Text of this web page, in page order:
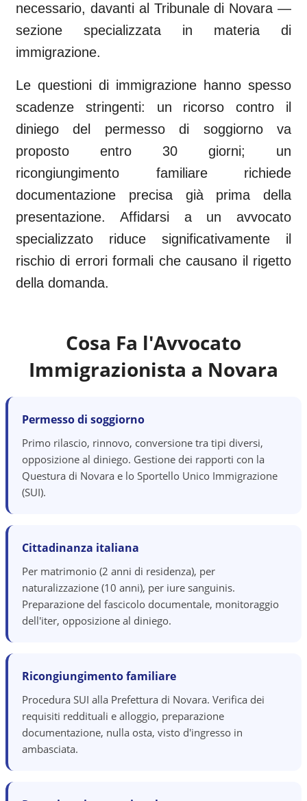
necessario, davanti al Tribunale di Novara —
sezione specializzata in materia di
immigrazione.
Le questioni di immigrazione hanno spesso
scadenze stringenti: un ricorso contro il
diniego del permesso di soggiorno va
proposto entro 30 giorni; un
ricongiungimento familiare richiede
documentazione precisa già prima della
presentazione. Affidarsi a un avvocato
specializzato riduce significativamente il
rischio di errori formali che causano il rigetto
della domanda.
Cosa Fa l'Avvocato
Immigrazionista a Novara
Permesso di soggiorno
Primo rilascio, rinnovo, conversione tra tipi diversi,
opposizione al diniego. Gestione dei rapporti con la
Questura di Novara e lo Sportello Unico Immigrazione
(SUI).
Cittadinanza italiana
Per matrimonio (2 anni di residenza), per
naturalizzazione (10 anni), per iure sanguinis.
Preparazione del fascicolo documentale, monitoraggio
dell'iter, opposizione al diniego.
Ricongiungimento familiare
Procedura SUI alla Prefettura di Novara. Verifica dei
requisiti reddituali e alloggio, preparazione
documentazione, nulla osta, visto d'ingresso in
ambasciata.